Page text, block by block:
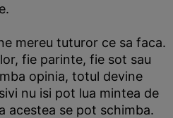
mereu tuturor ce sa faca.
fie parinte, fie sot sau
opinia, totul devine
nu isi pot lua mintea de
acestea se pot schimba.